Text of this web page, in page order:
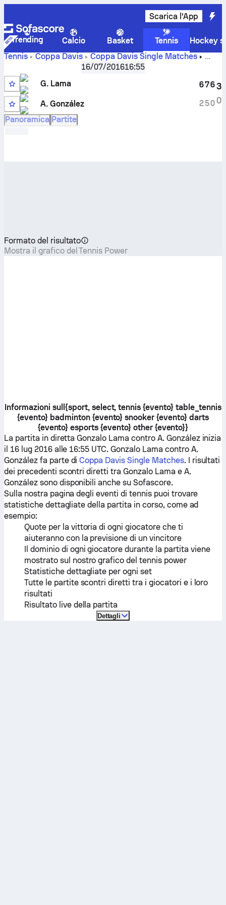
Scarica l'App
Trending Calcio Basket Tennis
Hockey
Tennis
Coppa Davis
Coppa Davis Single Matches
Risultati in tempo reale e H2H diGonzalo Lama
González
16/07/201616:55
G. Lama
A. González
6
2
7
5
6
0
3
0
Panoramica Partite
Formato del risultato
Mostra il grafico del Tennis Power
Informazioni sull{sport, select, tennis {evento} table_tennis
{evento} badminton {evento} snooker {evento} darts
{evento} esports {evento} other {evento}}
La partita in direttaGonzalo Lama contro A. Gonzálezinizia
il 16 lug 2016 alle 16:55 UTC.Gonzalo Lama contro A.
Gonzálezfa parte diCoppa Davis Single Matches. I risultati
dei precedenti scontri diretti traGonzalo Lama e A.
Gonzálezsono disponibili anche su Sofascore.
Sulla nostra pagina degli eventi di tennis puoi trovare
statistiche dettagliate della partita in corso, come ad
esempio:
Quote per la vittoria di ogni giocatore che ti
aiuteranno con la previsione di un vincitore
Il dominio di ogni giocatore durante la partita viene
mostrato sul nostro grafico del tennis power
Statistiche dettagliate per ogni set
Tutte le partite scontri diretti tra i giocatori e i loro
risultati
Risultato live della partita
Dettagli